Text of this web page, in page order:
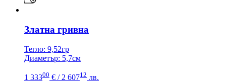
Златна гривна
Тегло: 9,52гр
Диаметър: 5,7см
1 33300 € / 2 60712 лв.